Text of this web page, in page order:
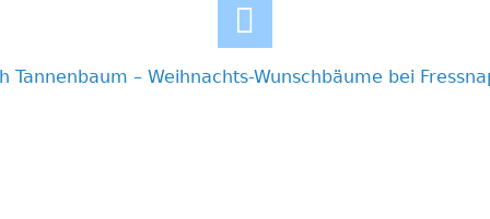
Tannenbaum – Weihnachts-Wunschbäume bei